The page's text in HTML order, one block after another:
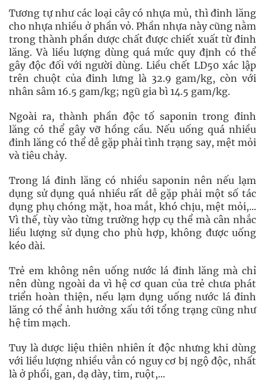
Tương tự như các loại cây có nhựa mủ, thì đinh lăng
cho nhựa nhiều ở phần vỏ. Phần nhựa này cũng nằm
trong thành phần dược chất được chiết xuất từ đinh
lăng. Và liều lượng dùng quá mức quy định có thể
gây độc đối với người dùng. Liều chết LD50 xác lập
trên chuột của đinh lưng là 32.9 gam/kg, còn với
nhân sâm 16.5 gam/kg; ngũ gia bì 14.5 gam/kg.
Ngoài ra, thành phần độc tố saponin trong đinh
lăng có thể gây vỡ hồng cầu. Nếu uống quá nhiều
đinh lăng có thể dễ gặp phải tình trạng say, mệt mỏi
và tiêu chảy.
Trong lá đinh lăng có nhiều saponin nên nếu lạm
dụng sử dụng quá nhiều rất dễ gặp phải một số tác
dụng phụ chóng mặt, hoa mắt, khó chịu, mệt mỏi,...
Vì thế, tùy vào từng trường hợp cụ thể mà cân nhắc
liều lượng sử dụng cho phù hợp, không được uống
kéo dài.
Trẻ em không nên uống nước lá đinh lăng mà chỉ
nên dùng ngoài da vì hệ cơ quan của trẻ chưa phát
triển hoàn thiện, nếu lạm dụng uống nước lá đinh
lăng có thể ảnh hưởng xấu tới tổng trạng cũng như
hệ tim mạch.
Tuy là dược liệu thiên nhiên ít độc nhưng khi dùng
với liều lượng nhiều vẫn có nguy cơ bị ngộ độc, nhất
là ở phổi, gan, dạ dày, tim, ruột,...